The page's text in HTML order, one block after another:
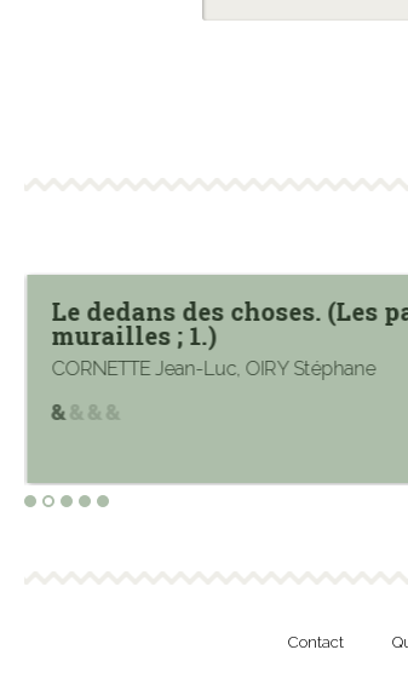
Le dedans des choses. (Les
murailles ; 1.)
CORNETTE Jean-Luc, OIRY Stéphane
Contact